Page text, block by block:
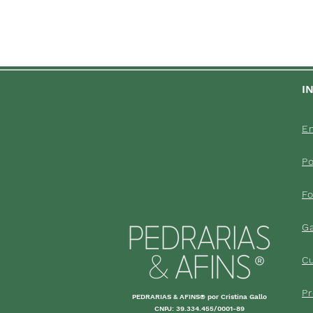
PEDRARIAS & AFINS® por Cristina Gallo
CNPJ: 39.334.455/0001-89